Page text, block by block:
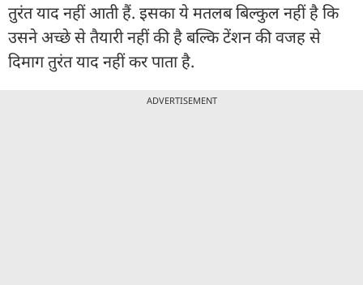
तुरंत याद नहीं आती हैं. इसका ये मतलब बिल्कुल नहीं है कि
उसने अच्छे से तैयारी नहीं की है बल्कि टेंशन की वजह से
दिमाग तुरंत याद नहीं कर पाता है.
ADVERTISEMENT